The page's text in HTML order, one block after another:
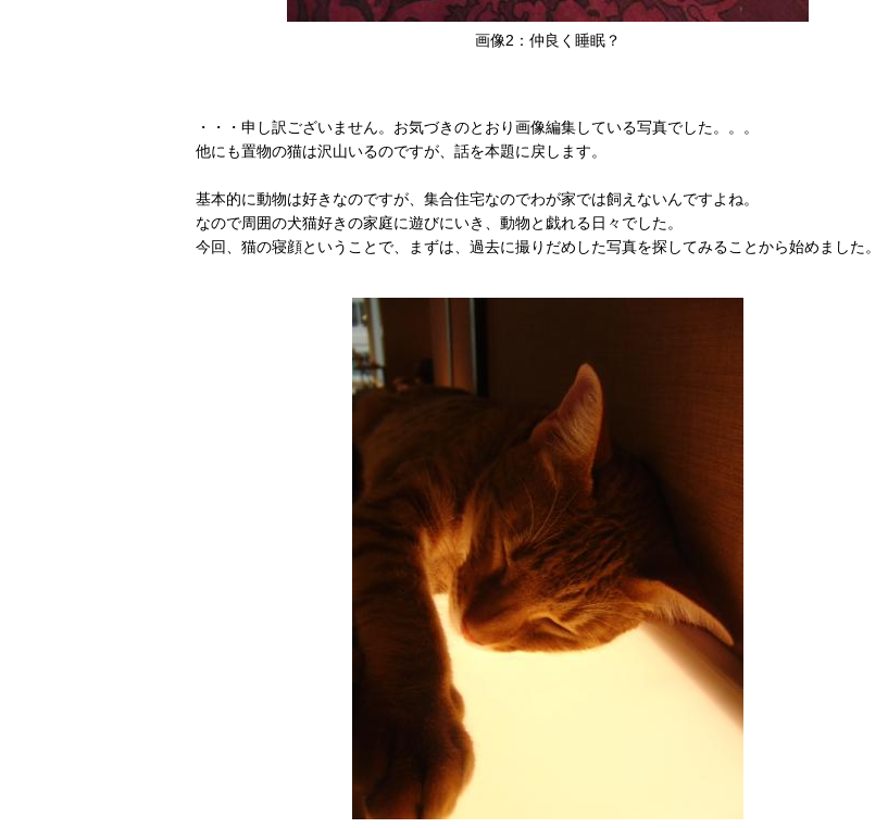
画像2：仲良く睡眠？
・・・申し訳ございません。お気づきのとおり画像編集している写真でした。。。
他にも置物の猫は沢山いるのですが、話を本題に戻します。
基本的に動物は好きなのですが、集合住宅なのでわが家では飼えないんですよね。
なので周囲の犬猫好きの家庭に遊びにいき、動物と戯れる日々でした。
今回、猫の寝顔ということで、まずは、過去に撮りだめした写真を探してみることから始めました。